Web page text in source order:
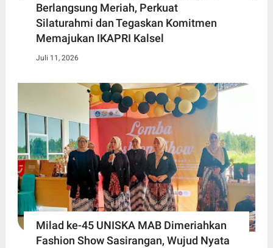
Berlangsung Meriah, Perkuat
Silaturahmi dan Tegaskan Komitmen
Memajukan IKAPRI Kalsel
Juli 11, 2026
Milad ke-45 UNISKA MAB Dimeriahkan
Fashion Show Sasirangan, Wujud Nyata